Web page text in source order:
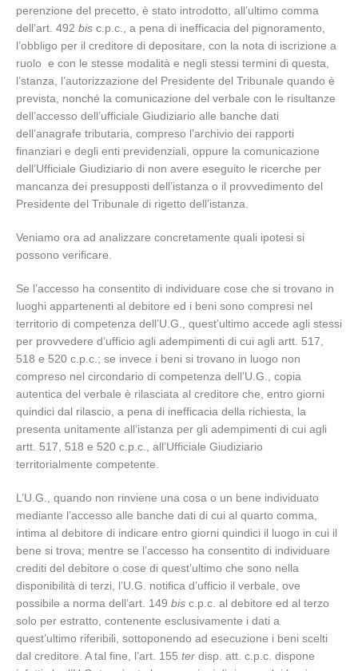
perenzione del precetto, è stato introdotto, all’ultimo comma
dell’art. 492 bis c.p.c., a pena di inefficacia del pignoramento,
l’obbligo per il creditore di depositare, con la nota di iscrizione a
ruolo e con le stesse modalità e negli stessi termini di questa,
l’stanza, l’autorizzazione del Presidente del Tribunale quando è
prevista, nonché la comunicazione del verbale con le risultanze
dell’accesso dell’ufficiale Giudiziario alle banche dati
dell’anagrafe tributaria, compreso l’archivio dei rapporti
finanziari e degli enti previdenziali, oppure la comunicazione
dell’Ufficiale Giudiziario di non avere eseguito le ricerche per
mancanza dei presupposti dell’istanza o il provvedimento del
Presidente del Tribunale di rigetto dell’istanza.
Veniamo ora ad analizzare concretamente quali ipotesi si
possono verificare.
Se l’accesso ha consentito di individuare cose che si trovano in
luoghi appartenenti al debitore ed i beni sono compresi nel
territorio di competenza dell’U.G., quest’ultimo accede agli stessi
per provvedere d’ufficio agli adempimenti di cui agli artt. 517,
518 e 520 c.p.c.; se invece i beni si trovano in luogo non
compreso nel circondario di competenza dell’U.G., copia
autentica del verbale è rilasciata al creditore che, entro giorni
quindici dal rilascio, a pena di inefficacia della richiesta, la
presenta unitamente all’istanza per gli adempimenti di cui agli
artt. 517, 518 e 520 c.p.c., all’Ufficiale Giudiziario
territorialmente competente.
L’U.G., quando non rinviene una cosa o un bene individuato
mediante l’accesso alle banche dati di cui al quarto comma,
intima al debitore di indicare entro giorni quindici il luogo in cui il
bene si trova; mentre se l’accesso ha consentito di individuare
crediti del debitore o cose di quest’ultimo che sono nella
disponibilità di terzi, l’U.G. notifica d’ufficio il verbale, ove
possibile a norma dell’art. 149 bis c.p.c. al debitore ed al terzo
solo per estratto, contenente esclusivamente i dati a
quest’ultimo riferibili, sottoponendo ad esecuzione i beni scelti
dal creditore. A tal fine, l’art. 155 ter disp. att. c.p.c. dispone